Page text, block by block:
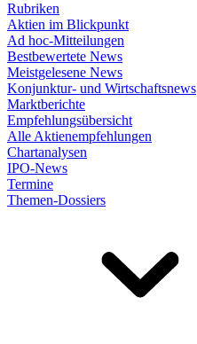
Rubriken
Aktien im Blickpunkt
Ad hoc-Mitteilungen
Bestbewertete News
Meistgelesene News
Konjunktur- und Wirtschaftsnews
Marktberichte
Empfehlungsübersicht
Alle Aktienempfehlungen
Chartanalysen
IPO-News
Termine
Themen-Dossiers